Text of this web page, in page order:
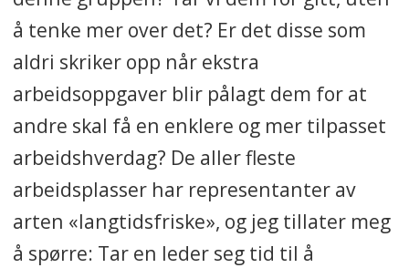
å tenke mer over det? Er det disse som
aldri skriker opp når ekstra
arbeidsoppgaver blir pålagt dem for at
andre skal få en enklere og mer tilpasset
arbeidshverdag? De aller fleste
arbeidsplasser har representanter av
arten «langtidsfriske», og jeg tillater meg
å spørre: Tar en leder seg tid til å